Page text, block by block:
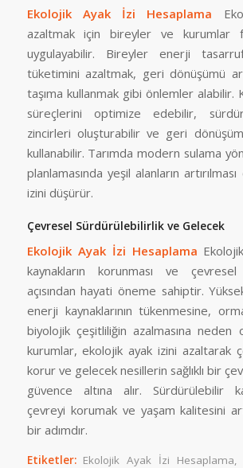
Ekolojik Ayak İzi Hesaplama
azaltmak için bireyler ve kurumlar
uygulayabilir. Bireyler enerji
tüketimini azaltmak, geri dönüşümü
taşıma kullanmak gibi önlemler alabilir.
süreçlerini optimize edebilir,
zincirleri oluşturabilir ve geri
kullanabilir. Tarımda modern sulama
planlamasında yeşil alanların
izini düşürür.
Çevresel Sürdürülebilirlik ve Gelecek
Ekolojik Ayak İzi Hesaplama
kaynakların korunması ve çevresel
açısından hayati öneme sahiptir.
enerji kaynaklarının tükenmesine,
biyolojik çeşitliliğin azalmasına
kurumlar, ekolojik ayak izini azaltarak
korur ve gelecek nesillerin sağlıklı bir
güvence altına alır. Sürdürülebilir
çevreyi korumak ve yaşam kalitesini
bir adımdır.
Etiketler: Ekolojik Ayak İzi Hesaplama,